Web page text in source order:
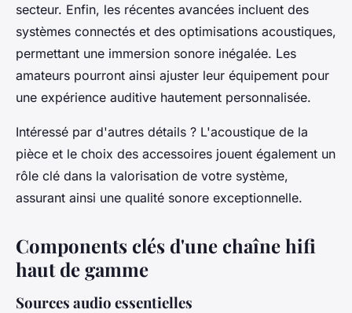
secteur. Enfin, les récentes avancées incluent des
systèmes connectés et des optimisations acoustiques,
permettant une immersion sonore inégalée. Les
amateurs pourront ainsi ajuster leur équipement pour
une expérience auditive hautement personnalisée.
Intéressé par d'autres détails ? L'acoustique de la
pièce et le choix des accessoires jouent également un
rôle clé dans la valorisation de votre système,
assurant ainsi une qualité sonore exceptionnelle.
Components clés d'une chaîne hifi
haut de gamme
Sources audio essentielles